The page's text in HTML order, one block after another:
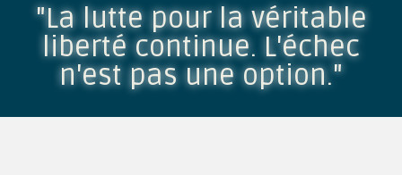
"La lutte pour la véritable
liberté continue. L'échec
n'est pas une option."